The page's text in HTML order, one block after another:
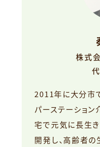
株式
2011年に大分市
パーステーション
宅で元気に長生
開発し、高齢者の